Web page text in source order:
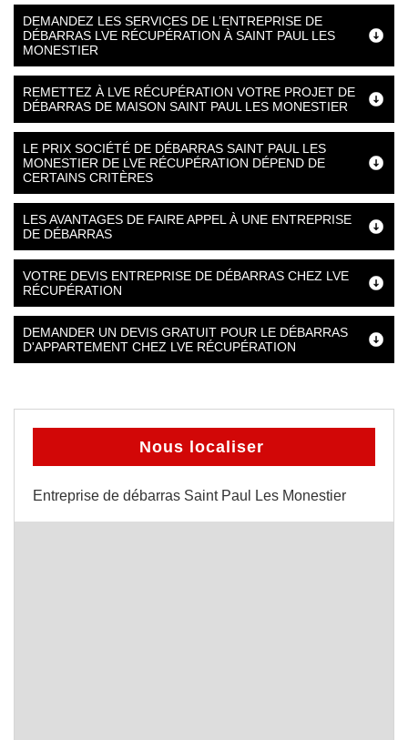
DEMANDEZ LES SERVICES DE L’ENTREPRISE DE
DÉBARRAS LVE RÉCUPÉRATION À SAINT PAUL LES
MONESTIER
REMETTEZ À LVE RÉCUPÉRATION VOTRE PROJET DE
DÉBARRAS DE MAISON SAINT PAUL LES MONESTIER
LE PRIX SOCIÉTÉ DE DÉBARRAS SAINT PAUL LES
MONESTIER DE LVE RÉCUPÉRATION DÉPEND DE
CERTAINS CRITÈRES
LES AVANTAGES DE FAIRE APPEL À UNE ENTREPRISE
DE DÉBARRAS
VOTRE DEVIS ENTREPRISE DE DÉBARRAS CHEZ LVE
RÉCUPÉRATION
DEMANDER UN DEVIS GRATUIT POUR LE DÉBARRAS
D'APPARTEMENT CHEZ LVE RÉCUPÉRATION
Nous localiser
Entreprise de débarras Saint Paul Les Monestier